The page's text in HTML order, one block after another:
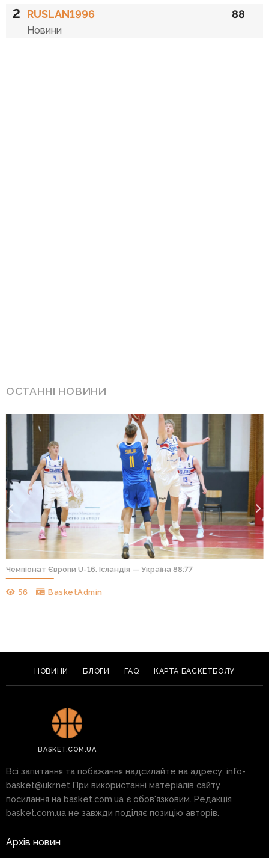
2 RUSLAN1996
Новини
88
ОСТАННІ НОВИНИ
Чемпіонат Європи U-16. Ісландія — Україна 88:77
56 BasketAdmin
НОВИНИ БЛОГИ FAQ КАРТА БАСКЕТБОЛУ
BASKET.COM.UA
Всі запитання та побажання надсилайте на адресу: info-
basket@ukr.netПри використанні матеріалів сайту
посилання на basket.com.ua є обов'язковим. Редакція
basket.com.ua не завжди поділяє позицію авторів.
Архів новин